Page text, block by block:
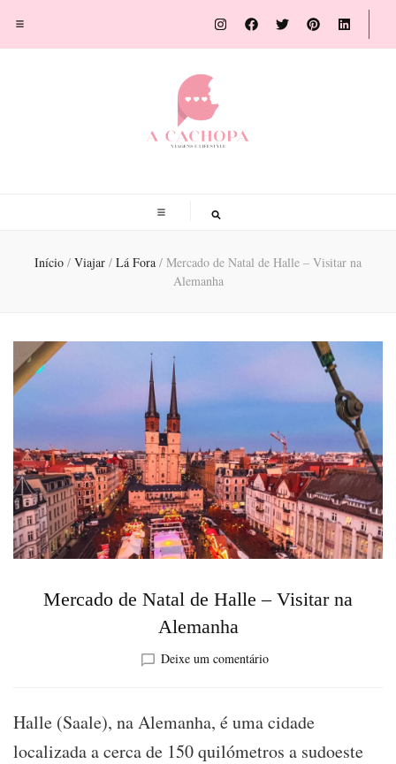
Início / Viajar / Lá Fora / Mercado de Natal de Halle – Visitar na
Alemanha
Mercado de Natal de Halle – Visitar na
Alemanha
Deixe um comentáriosobre
de
Halle
Halle (Saale), na Alemanha, é uma cidade
localizada a cerca de 150 quilómetros a sudoeste